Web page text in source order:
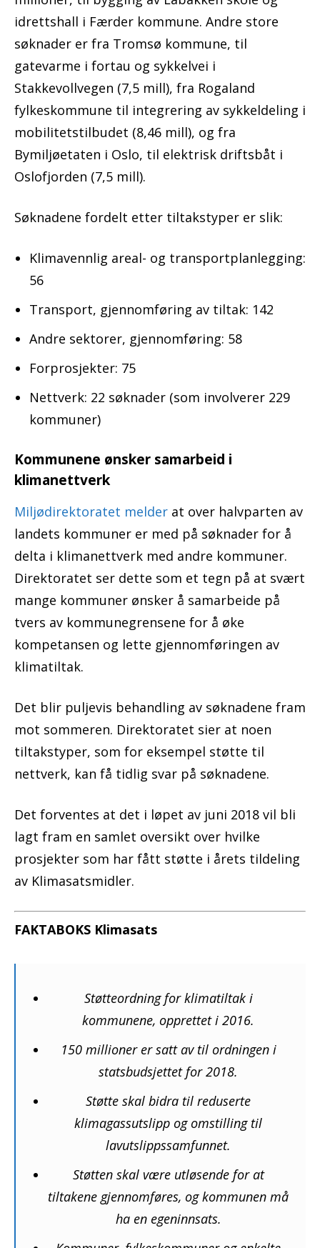
idrettshall i Færder kommune. Andre store
søknader er fra Tromsø kommune, til
gatevarme i fortau og sykkelvei i
Stakkevollvegen (7,5 mill), fra Rogaland
fylkeskommune til integrering av sykkeldeling i
mobilitetstilbudet (8,46 mill), og fra
Bymiljøetaten i Oslo, til elektrisk driftsbåt i
Oslofjorden (7,5 mill).
Søknadene fordelt etter tiltakstyper er slik:
Klimavennlig areal- og transportplanlegging:
56
Transport, gjennomføring av tiltak: 142
Andre sektorer, gjennomføring: 58
Forprosjekter: 75
Nettverk: 22 søknader (som involverer 229
kommuner)
Kommunene ønsker samarbeid i
klimanettverk
Miljødirektoratet melder at over halvparten av
landets kommuner er med på søknader for å
delta i klimanettverk med andre kommuner.
Direktoratet ser dette som et tegn på at svært
mange kommuner ønsker å samarbeide på
tvers av kommunegrensene for å øke
kompetansen og lette gjennomføringen av
klimatiltak.
Det blir puljevis behandling av søknadene fram
mot sommeren. Direktoratet sier at noen
tiltakstyper, som for eksempel støtte til
nettverk, kan få tidlig svar på søknadene.
Det forventes at det i løpet av juni 2018 vil bli
lagt fram en samlet oversikt over hvilke
prosjekter som har fått støtte i årets tildeling
av Klimasatsmidler.
FAKTABOKS Klimasats
Støtteordning for klimatiltak i
kommunene, opprettet i 2016.
150 millioner er satt av til ordningen i
statsbudsjettet for 2018.
Støtte skal bidra til reduserte
klimagassutslipp og omstilling til
lavutslippssamfunnet.
Støtten skal være utløsende for at
tiltakene gjennomføres, og kommunen må
ha en egeninnsats.